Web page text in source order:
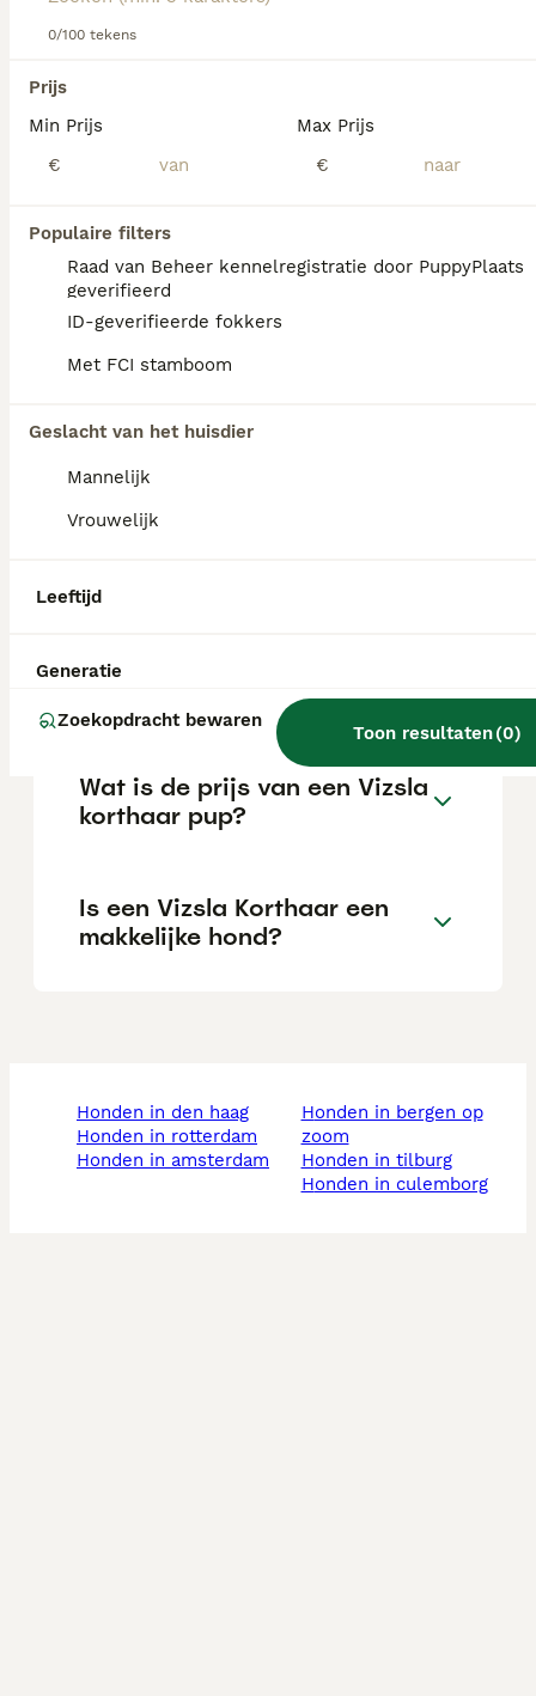
0/100 tekens
Prijs
Min Prijs
€
Max Prijs
€
Populaire filters
Raad van Beheer kennelregistratie door PuppyPlaats
geverifieerd
ID-geverifieerde fokkers
Met FCI stamboom
Geslacht van het huisdier
Mannelijk
Vrouwelijk
Leeftijd
Generatie
Zoekopdracht bewaren
Toon resultaten(0)
We hebben 0 Vizsla korthaar Honden ter
Als je toekomstige resultaten wil zien voor deze
exacte zoekopdracht, sla dan je zoekopdracht op en
FAQ's
Vizsla korthaar?
De Vizsla Korthaar heeft een rijk karakter en
is een vrolijke, levendige gezelschapshond
voor mensen die hem voldoende tijd en
uitdagende trainingen.
Waarom geen Vizsla?
Wat is de prijs van een Vizsla
korthaar pup?
Is een Vizsla Korthaar een
makkelijke hond?
honden in den haag
honden in rotterdam
honden in amsterdam
honden in bergen op
zoom
honden in tilburg
honden in culemborg